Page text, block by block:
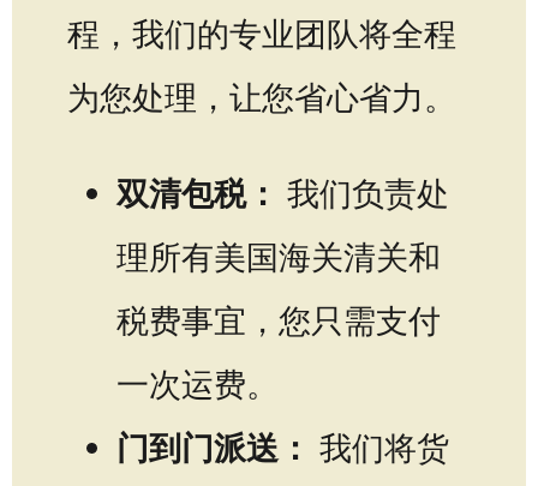
程，我们的专业团队将全程
为您处理，让您省心省力。
双清包税： 我们负责处
理所有美国海关清关和
税费事宜，您只需支付
一次运费。
门到门派送： 我们将货